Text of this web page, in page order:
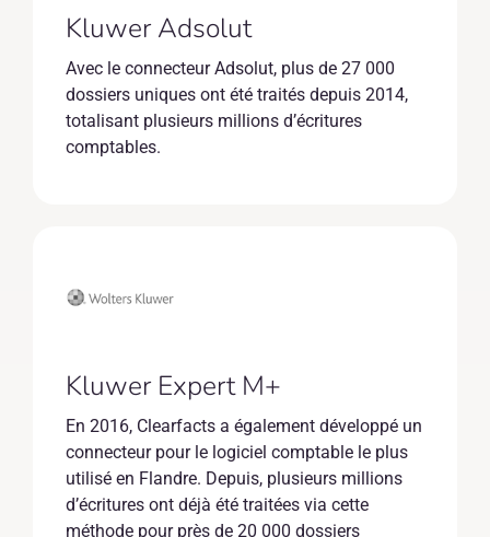
Kluwer Adsolut
Avec le connecteur Adsolut, plus de 27 000
dossiers uniques ont été traités depuis 2014,
totalisant plusieurs millions d’écritures
comptables.
Kluwer Expert M+
En 2016, Clearfacts a également développé un
connecteur pour le logiciel comptable le plus
utilisé en Flandre. Depuis, plusieurs millions
d’écritures ont déjà été traitées via cette
méthode pour près de 20 000 dossiers